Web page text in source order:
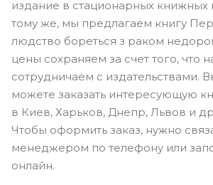
издание в стационарных книжных
тому же, мы предлагаем книгу
людство бореться з раком
цены сохраняем за счет того, что
сотрудничаем с издательствами.
можете заказать интересующую
в Киев, Харьков, Днепр, Львов и
Чтобы оформить заказ, нужно
менеджером по телефону или
онлайн.